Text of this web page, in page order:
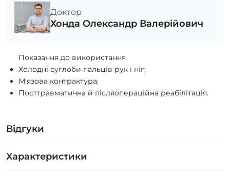
Доктор
Хонда Олександр Валерійович
Показання до використання
Холодні суглоби пальців рук і ніг;
М'язова контрактура;
Посттравматична й післяопераційна реабілітація.
Відгуки
Характеристики